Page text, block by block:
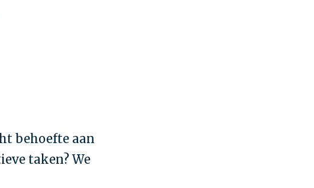
behoefte aan
taken? We